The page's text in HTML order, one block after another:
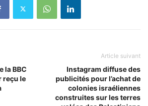
la BBC
reçu le
Article suivant
Instagram diffuse des
publicités pour l’achat de
colonies israéliennes
construites sur les terres